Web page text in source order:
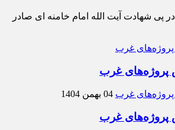
در پی شهادت آیت الله امام خامنه ای صادر
پروژه‌های غرب
04 بهمن 1404
پروژه‌های غرب